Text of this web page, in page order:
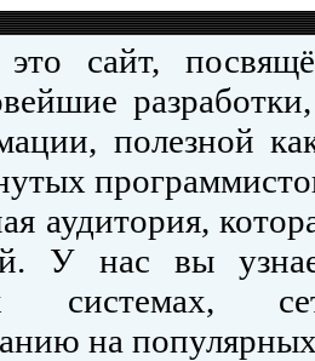
сайт,
полезной
аудитория,
У нас вы
системах,
на